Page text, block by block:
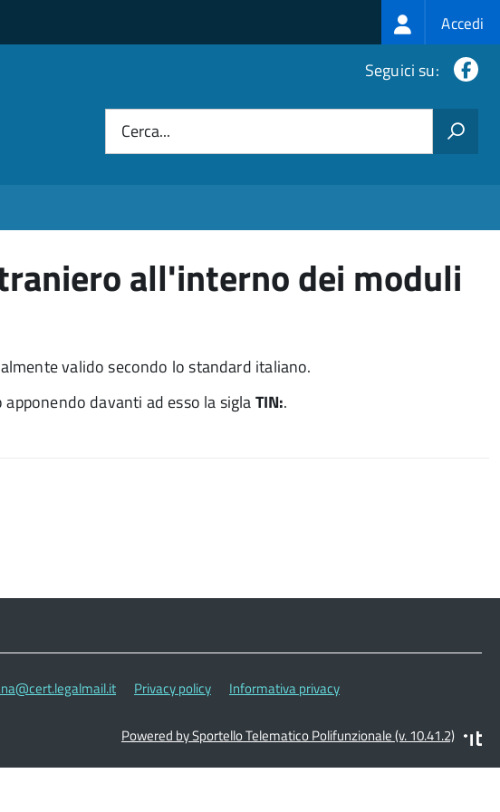
Login
menu
Accedi
Seguici su:
Cerca...
all'interno dei moduli
valido secondo lo standard italiano.
davanti ad esso la siglaTIN:.
Privacy policy
Informativa privacy
Powered by Sportello Telematico Polifunzionale (v. 10.41.2)